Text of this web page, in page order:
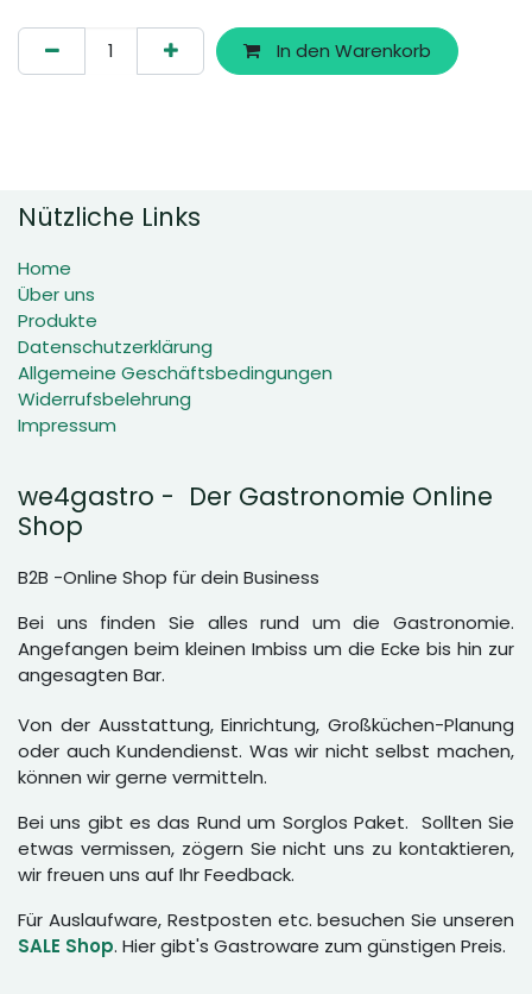
In den Warenkorb
Nützliche Links
Home
Über uns
Produkte
Datenschutzerklärung
Allgemeine Geschäftsbedingungen
Widerrufsbelehrung
Impressum
we4gastro - Der Gastronomie Online
Shop
B2B -Online Shop für dein Business
Bei uns finden Sie alles rund um die Gastronomie.
Angefangen beim kleinen Imbiss um die Ecke bis hin zur
angesagten Bar.
Von der Ausstattung, Einrichtung, Großküchen-Planung
oder auch Kundendienst. Was wir nicht selbst machen,
können wir gerne vermitteln.
Bei uns gibt es das Rund um Sorglos Paket. Sollten Sie
etwas vermissen, zögern Sie nicht uns zu kontaktieren,
wir freuen uns auf Ihr Feedback.
Für Auslaufware, Restposten etc. besuchen Sie unseren
SALE Shop. Hier gibt's Gastroware zum günstigen Preis.